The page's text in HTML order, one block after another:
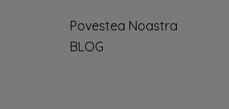
Povestea Noastra
BLOG